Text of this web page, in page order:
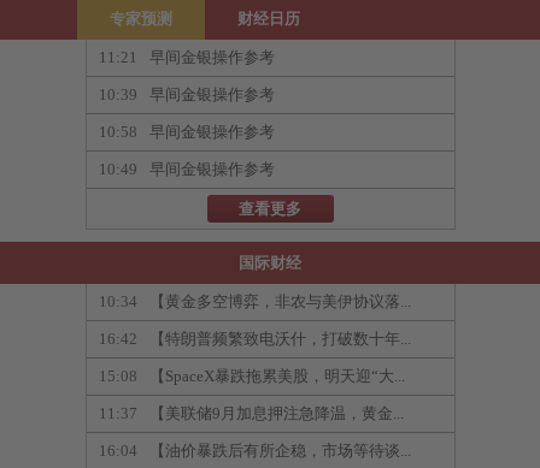
专家预测 财经日历
11:21 早间金银操作参考
10:39 早间金银操作参考
10:58 早间金银操作参考
10:49 早间金银操作参考
查看更多
国际财经
10:34 【黄金多空博弈，非农与美伊协议落...
16:42 【特朗普频繁致电沃什，打破数十年...
15:08 【SpaceX暴跌拖累美股，明天迎“大...
11:37 【美联储9月加息押注急降温，黄金...
16:04 【油价暴跌后有所企稳，市场等待谈...